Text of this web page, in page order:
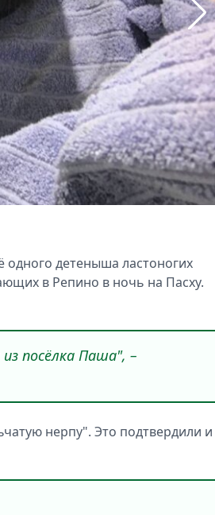
одного детеныша ластоногих
в Репино в ночь на Пасху.
посёлка Паша", –
нерпу". Это подтвердили и